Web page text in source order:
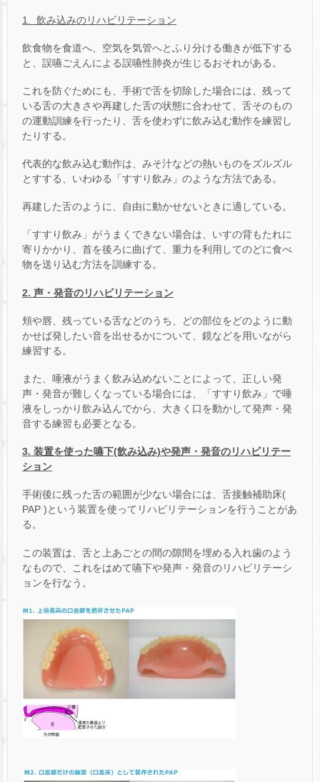
1. 飲み込みのリハビリテーション
飲食物を食道へ、空気を気管へとふり分ける働きが低下する
と、誤嚥ごえんによる誤嚥性肺炎が生じるおそれがある。
これを防ぐためにも、手術で舌を切除した場合には、残って
いる舌の大きさや再建した舌の状態に合わせて、舌そのもの
の運動訓練を行ったり、舌を使わずに飲み込む動作を練習し
たりする。
代表的な飲み込む動作は、みそ汁などの熱いものをズルズル
とすする、いわゆる「すすり飲み」のような方法である。
再建した舌のように、自由に動かせないときに適している。
「すすり飲み」がうまくできない場合は、いすの背もたれに
寄りかかり、首を後ろに曲げて、重力を利用してのどに食べ
物を送り込む方法を訓練する。
2. 声・発音のリハビリテーション
頬や唇、残っている舌などのうち、どの部位をどのように動
かせば発したい音を出せるかについて、鏡などを用いながら
練習する。
また、唾液がうまく飲み込めないことによって、正しい発
声・発音が難しくなっている場合には、「すすり飲み」で唾
液をしっかり飲み込んでから、大きく口を動かして発声・発
音する練習も必要となる。
3. 装置を使った嚥下(飲み込み)や発声・発音のリハビリテー
ション
手術後に残った舌の範囲が少ない場合には、舌接触補助床(
PAP )という装置を使ってリハビリテーションを行うことがあ
る。
この装置は、舌と上あごとの間の隙間を埋める入れ歯のよう
なもので、これをはめて嚥下や発声・発音のリハビリテーシ
ョンを行なう。